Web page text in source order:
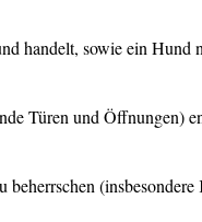
handelt, sowie ein Hund
Türen und Öffnungen)